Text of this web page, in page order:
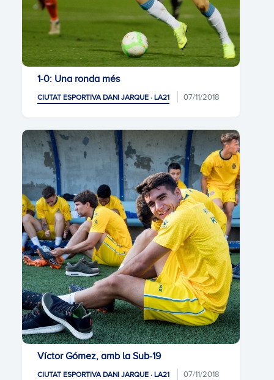
1-0: Una ronda més
CIUTAT ESPORTIVA DANI JARQUE · LA21 07/11/2018
Víctor Gómez, amb la Sub-19
CIUTAT ESPORTIVA DANI JARQUE · LA21 07/11/2018